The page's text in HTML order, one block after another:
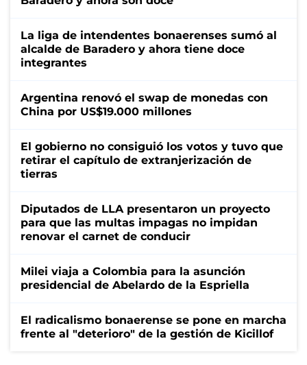
La liga de intendentes bonaerenses sumó al
alcalde de Baradero y ahora tiene doce
integrantes
Argentina renovó el swap de monedas con
China por US$19.000 millones
El gobierno no consiguió los votos y tuvo que
retirar el capítulo de extranjerización de
tierras
Diputados de LLA presentaron un proyecto
para que las multas impagas no impidan
renovar el carnet de conducir
Milei viaja a Colombia para la asunción
presidencial de Abelardo de la Espriella
El radicalismo bonaerense se pone en marcha
frente al "deterioro" de la gestión de Kicillof